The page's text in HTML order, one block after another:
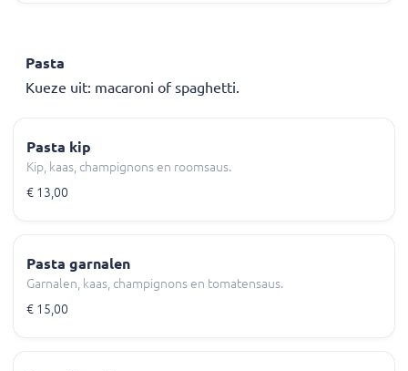
Pasta
Kueze uit: macaroni of spaghetti.
Pasta kip
Kip, kaas, champignons en roomsaus.
€ 13,00
Pasta garnalen
Garnalen, kaas, champignons en tomatensaus.
€ 15,00